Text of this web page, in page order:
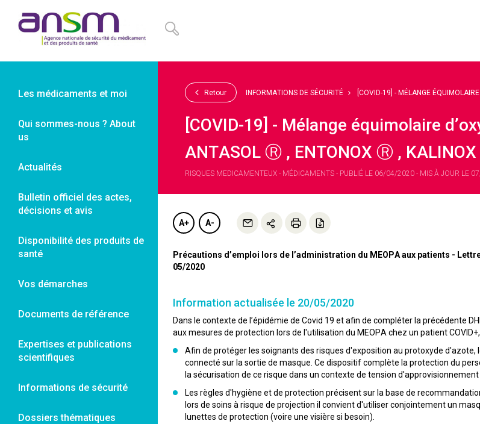
Les médicaments et moi
Qui sommes-nous ? About
us
Actualités
Bulletin officiel des actes,
décisions et avis
Disponibilité des produits de
santé
Vos démarches
Documents de référence
Expertises et publications
scientifiques
Informations de sécurité
Dossiers thématiques
Retour INFORMATIONS DE SÉCURITÉ [COVID-19] - MÉLANGE ÉQUIMOLAIRE
[COVID-19] - Mélange équimolaire
ANTASOL Ⓡ , ENTONOX Ⓡ ,
RISQUES MEDICAMENTEUX - MÉDICAMENTS - PUBLIÉ LE 06/04/2020 - MIS À JOUR LE
A+ A-
Précautions d’emploi lors de l’administration du MEOPA aux patients -
05/2020
Information actualisée le 20/05/2020
Dans le contexte de l’épidémie de Covid 19 et afin de compléter la précédente
aux mesures de protection lors de l'utilisation du MEOPA chez un patient
Afin de protéger les soignants des risques d'exposition au protoxyde
connecté sur la sortie de masque. Ce dispositif complète la protection du
la sécurisation de ce risque dans un contexte de tension d'approvisionnement
Les règles d'hygiène et de protection précisent sur la base de
lors de soins à risque de projection il convient d'utiliser conjointement un
lunettes de protection (voire une visière si besoin).